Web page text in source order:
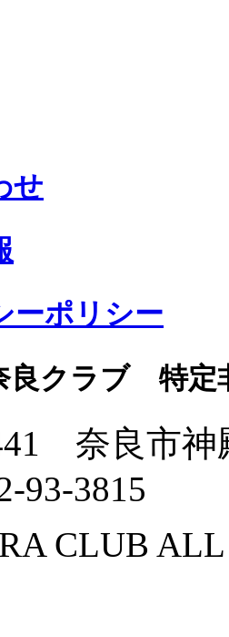
せ
ーポリシー
良クラブ 特定
奈良市
93-3815
CLUB ALL